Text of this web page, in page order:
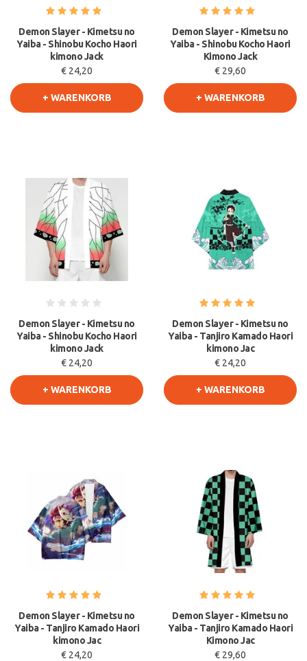
Demon Slayer - Kimetsu no
Yaiba - Shinobu Kocho Haori
kimono Jack
€ 24,20
+ WARENKORB
Demon Slayer - Kimetsu no
Yaiba - Shinobu Kocho Haori
Kimono Jack
€ 29,60
+ WARENKORB
Demon Slayer - Kimetsu no
Yaiba - Shinobu Kocho Haori
kimono Jack
€ 24,20
+ WARENKORB
Demon Slayer - Kimetsu no
Yaiba - Tanjiro Kamado Haori
kimono Jac
€ 24,20
+ WARENKORB
Demon Slayer - Kimetsu no
Yaiba - Tanjiro Kamado Haori
kimono Jac
€ 24,20
Demon Slayer - Kimetsu no
Yaiba - Tanjiro Kamado Haori
Kimono Jac
€ 29,60